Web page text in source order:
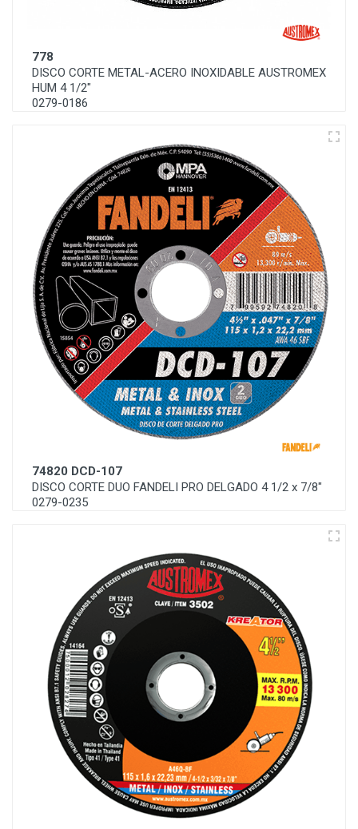
778
DISCO CORTE METAL-ACERO INOXIDABLE AUSTROMEX
HUM 4 1/2"
0279-0186
74820 DCD-107
DISCO CORTE DUO FANDELI PRO DELGADO 4 1/2 x 7/8"
0279-0235